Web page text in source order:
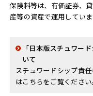
保険料等は、有価証券、
産等の資産で運用していま
「日本版スチュワー
いて
スチュワードシップ責
はこちらをご覧ください